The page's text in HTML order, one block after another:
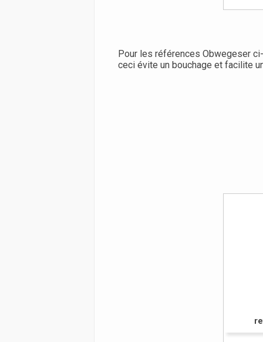
Pour les références Obwegeser
ceci évite un bouchage et facilite